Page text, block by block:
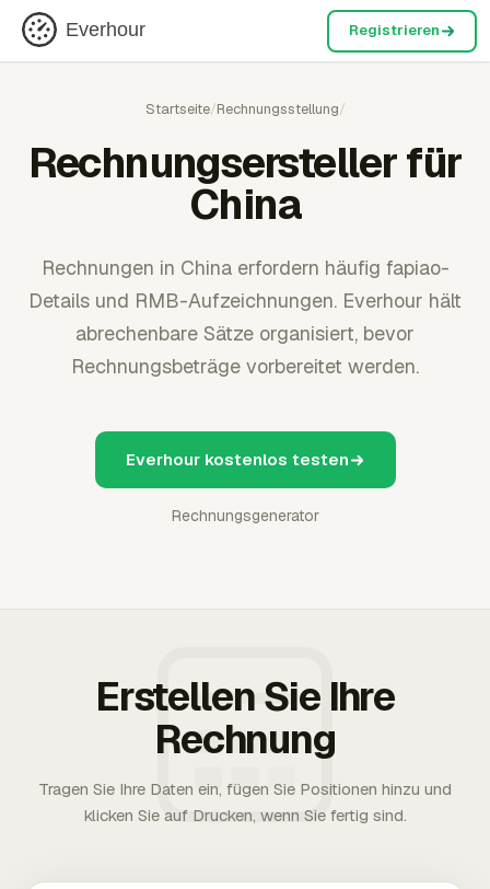
Everhour Registrieren
Startseite/Rechnungsstellung/
Rechnungsersteller für
China
Rechnungen in China erfordern häufig fapiao-
Details und RMB-Aufzeichnungen. Everhour hält
abrechenbare Sätze organisiert, bevor
Rechnungsbeträge vorbereitet werden.
Everhour kostenlos testen
Rechnungsgenerator
Erstellen Sie Ihre
Rechnung
Tragen Sie Ihre Daten ein, fügen Sie Positionen hinzu und
klicken Sie auf Drucken, wenn Sie fertig sind.